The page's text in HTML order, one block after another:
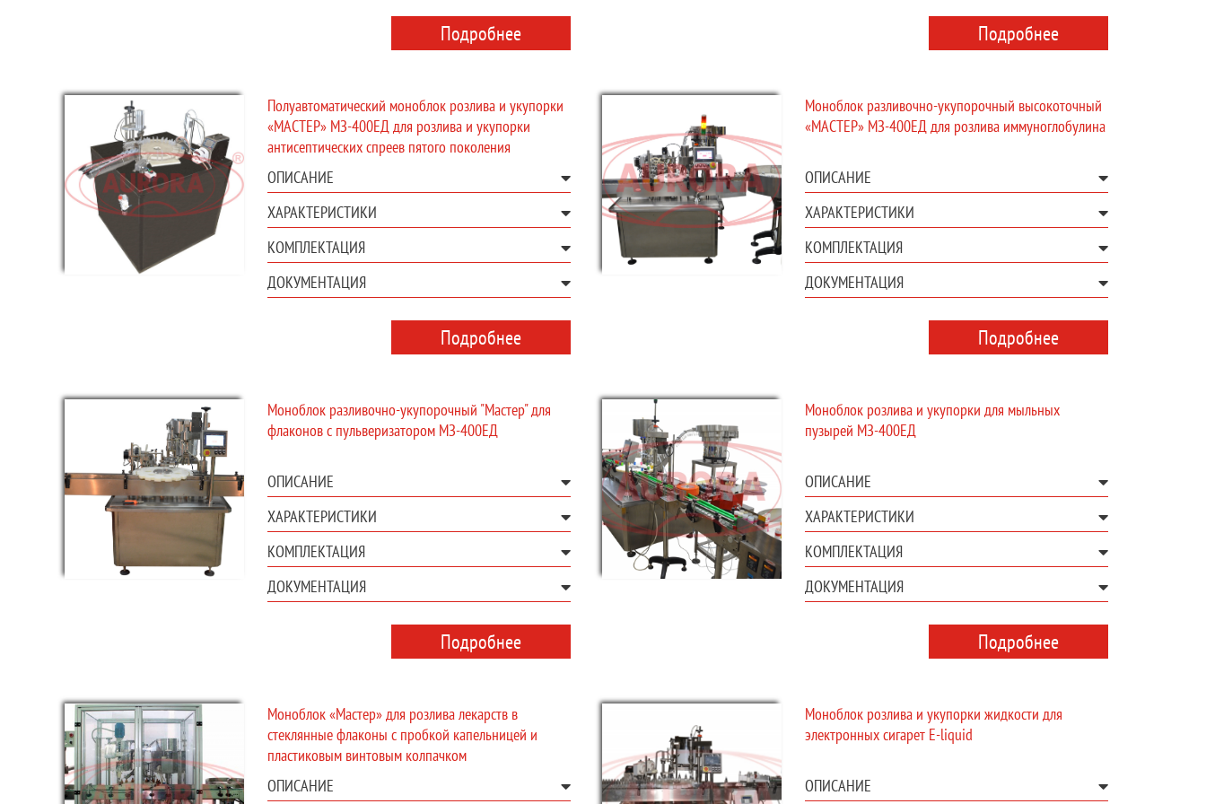
Подробнее Подробнее
Полуавтоматический моноблок розлива и укупорки
«МАСТЕР» МЗ-400ЕД для розлива и укупорки
антисептических спреев пятого поколения
ОПИСАНИЕ
ХАРАКТЕРИСТИКИ
КОМПЛЕКТАЦИЯ
ДОКУМЕНТАЦИЯ
Подробнее
Моноблок разливочно-укупорочный высокоточный
«МАСТЕР» МЗ-400ЕД для розлива иммуноглобулина
ОПИСАНИЕ
ХАРАКТЕРИСТИКИ
КОМПЛЕКТАЦИЯ
ДОКУМЕНТАЦИЯ
Подробнее
Моноблок разливочно-укупорочный "Мастер" для
флаконов с пульверизатором МЗ-400ЕД
ОПИСАНИЕ
ХАРАКТЕРИСТИКИ
КОМПЛЕКТАЦИЯ
ДОКУМЕНТАЦИЯ
Подробнее
Моноблок розлива и укупорки для мыльных
пузырей МЗ-400ЕД
ОПИСАНИЕ
ХАРАКТЕРИСТИКИ
КОМПЛЕКТАЦИЯ
ДОКУМЕНТАЦИЯ
Подробнее
Моноблок «Мастер» для розлива лекарств в
стеклянные флаконы с пробкой капельницей и
пластиковым винтовым колпачком
ОПИСАНИЕ
Моноблок розлива и укупорки жидкости для
электронных сигарет E-liquid
ОПИСАНИЕ